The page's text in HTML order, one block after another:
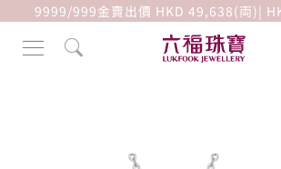
9999/999金賣出價 HKD 49,638(両)|